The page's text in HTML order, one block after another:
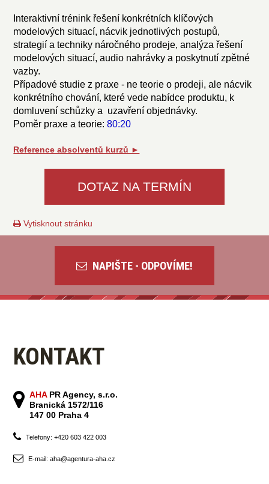
Interaktivní trénink řešení konkrétních klíčových
modelových situací, nácvik jednotlivých postupů,
strategií a techniky náročného prodeje, analýza řešení
modelových situací, audio nahrávky a poskytnutí zpětné
vazby.
Případové studie z praxe - ne teorie o prodeji, ale nácvik
konkrétního chování, které vede nabídce produktu, k
domluvení schůzky a uzavření objednávky.
Poměr praxe a teorie:80:20
Reference absolventů kurzů ►
DOTAZ NA TERMÍN
Vytisknout stránku
NAPIŠTE - ODPOVÍME!
KONTAKT
AHA PR Agency, s.r.o.
Branická 1572/116
147 00 Praha 4
Telefony: +420 603 422 003
E-mail: aha@agentura-aha.cz